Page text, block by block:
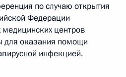
по случаю открытия
Федерации
центров
для оказания помощи
инфекцией.